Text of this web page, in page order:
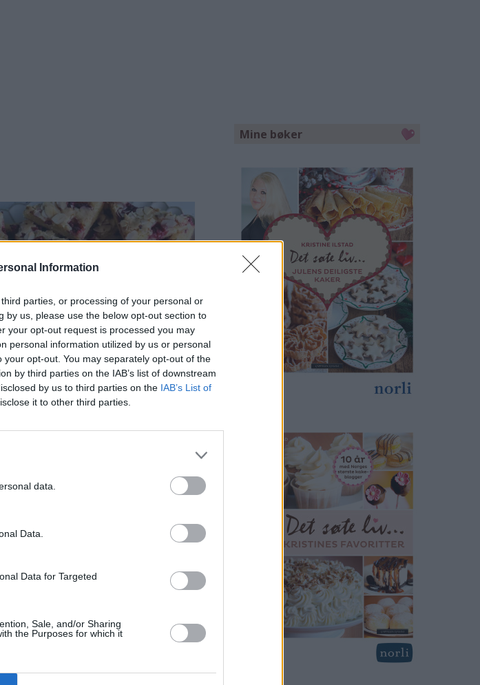
Information
parties, or processing of your personal or
by us, please use the below opt-out section to
your opt-out request is processed you may
personal information utilized by us or personal
opt-out. You may separately opt-out of the
by third parties on the IAB’s list of downstream
by us to third parties on the IAB’s List of
it to other third parties.
data.
Data.
Data for Targeted
Sale, and/or Sharing
the Purposes for which it
Mine bøker